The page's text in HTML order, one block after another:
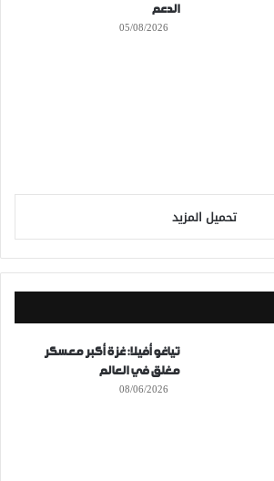
الدعم
05/08/2026
تحميل المزيد
تياغو أفيلا: غزة أكبر معسكر
مغلق في العالم
08/06/2026